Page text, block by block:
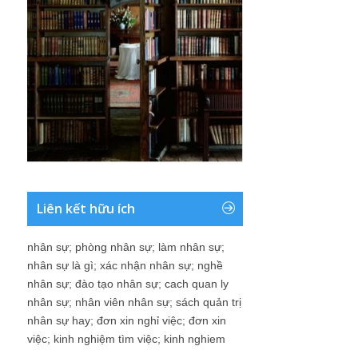
Liên kết hữu ích
nhân sự; phòng nhân sự; làm nhân sự;
nhân sự là gì; xác nhận nhân sự; nghề
nhân sự; đào tạo nhân sự; cach quan ly
nhân sự; nhân viên nhân sự; sách quản trị
nhân sự hay; đơn xin nghỉ việc; đơn xin
việc; kinh nghiệm tìm việc; kinh nghiem